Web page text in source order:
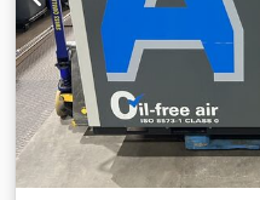
inspección DGUV V3
Dimensiones: 995 x 690 x
Alto) Máquina NUEVA,
garantía + servicio
Contrato de mantenimiento
Estructura base móvil
de molde Servicio de
formación ¡Más máquinas